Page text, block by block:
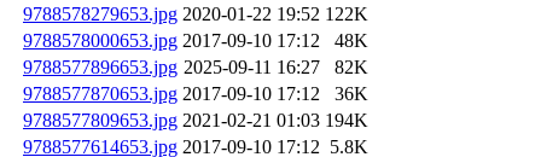
9788578279653.jpg 2020-01-22 19:52 122K
9788578000653.jpg 2017-09-10 17:12
48K
9788577896653.jpg 2025-09-11 16:27
82K
9788577870653.jpg 2017-09-10 17:12
36K
9788577809653.jpg 2021-02-21 01:03 194K
9788577614653.jpg 2017-09-10 17:12 5.8K